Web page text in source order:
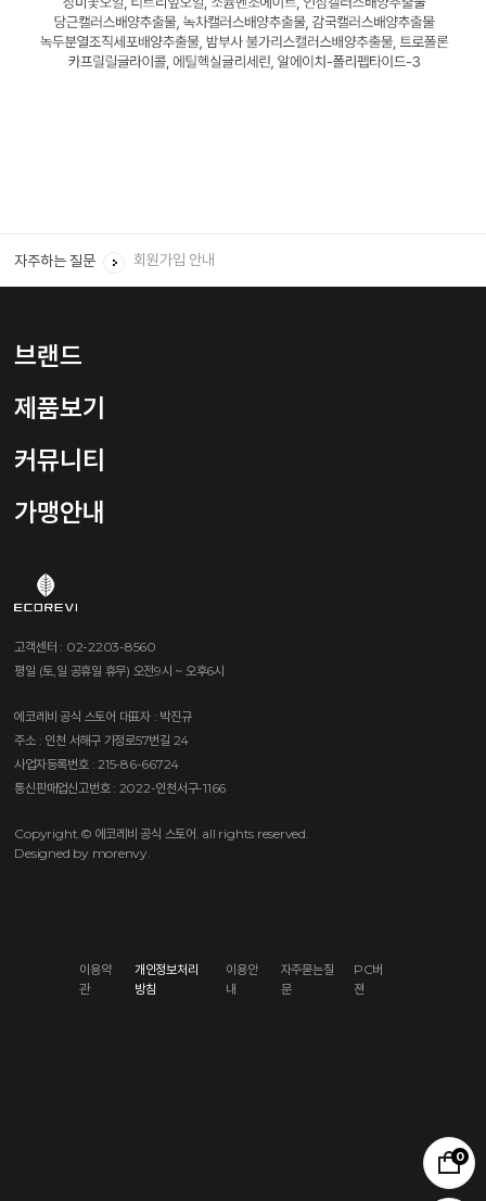
0
자주하는 질문 회원가입 안내
브랜드
제품보기
커뮤니티
가맹안내
고객센터 : 02-2203-8560
평일 (토,일 공휴일 휴무) 오전9시 ~ 오후6시
에코레비 공식 스토어 대표자 : 박진규
주소 : 인천 서해구 가정로57번길 24
사업자등록번호 : 215-86-66724
통신판매업신고번호 : 2022-인천서구-1166
Copyright.© 에코레비 공식 스토어. all rights reserved.
Designed by morenvy.
이용약
관
개인정보처리
방침
이용안
내
자주묻는질
문
PC버
젼